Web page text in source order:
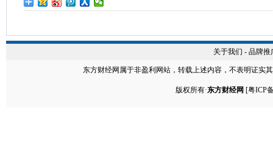
关于我们 - 品牌推
东方财经网 属于非盈利网站，转载上述内容，不表明证实
版权所有·东方财经网 [粤ICP